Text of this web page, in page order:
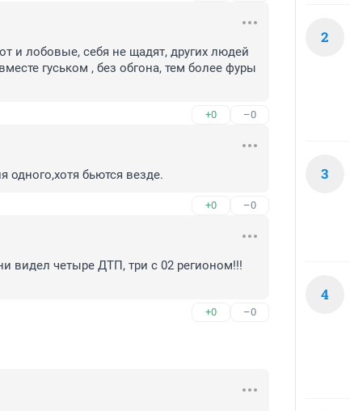
и лобовые, себя не щадят, других людей
гуськом , без обгона, тем более фуры
+0 –0
одного,хотя бьются везде.
+0 –0
видел четыре ДТП, три с 02 регионом!!!
+0 –0
2
3
4